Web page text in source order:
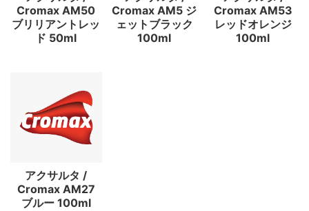
Cromax AM50
ブリリアントレッ
ド 50ml
Cromax AM5 ジ
ェットブラック
100ml
Cromax AM53
レッドオレンジ
100ml
アクサルタ /
Cromax AM27
ブルー 100ml